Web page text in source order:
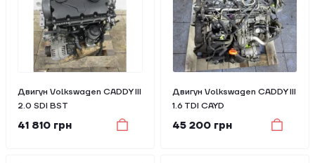
Двигун Volkswagen CADDY III
2.0 SDI BST
41 810 грн
Двигун Volkswagen CADDY III
1.6 TDI CAYD
45 200 грн